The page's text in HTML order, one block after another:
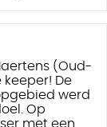
(Oud-
keeper! De
werd
Op
met een